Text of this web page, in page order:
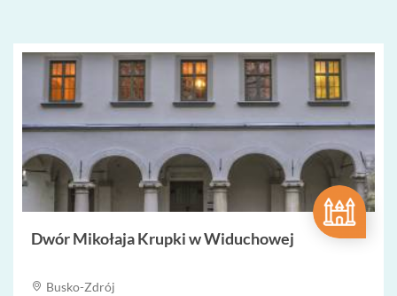
Dwór Mikołaja Krupki w Widuchowej
Busko-Zdrój